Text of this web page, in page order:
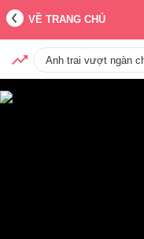
VỀ TRANG CHỦ
Anh trai vượt ngàn